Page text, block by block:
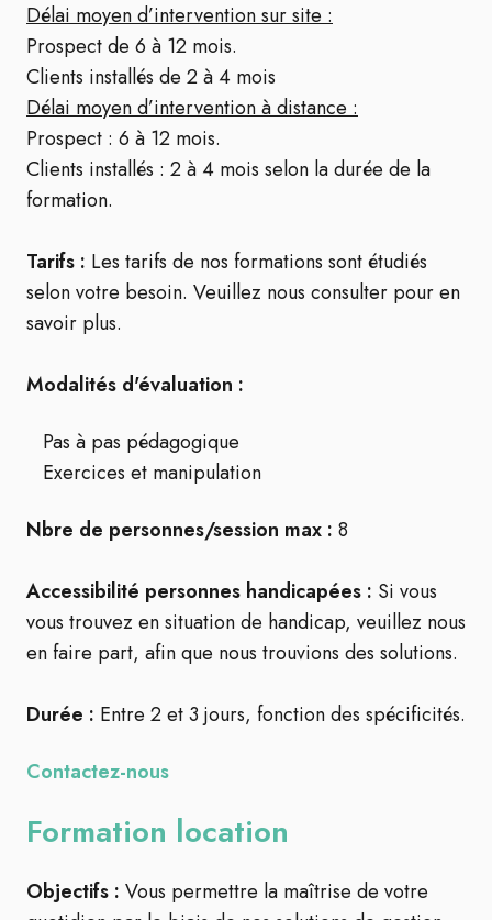
Délai moyen d’intervention sur site :
Prospect de 6 à 12 mois.
Clients installés de 2 à 4 mois
Délai moyen d’intervention à distance :
Prospect : 6 à 12 mois.
Clients installés : 2 à 4 mois selon la durée de la
formation.
Tarifs : Les tarifs de nos formations sont étudiés
selon votre besoin. Veuillez nous consulter pour en
savoir plus.
Modalités d'évaluation :
Pas à pas pédagogique
Exercices et manipulation
Nbre de personnes/session max : 8
Accessibilité personnes handicapées : Si vous
vous trouvez en situation de handicap, veuillez nous
en faire part, afin que nous trouvions des solutions.
Durée : Entre 2 et 3 jours, fonction des spécificités.
Contactez-nous
Formation location
Objectifs : Vous permettre la maîtrise de votre